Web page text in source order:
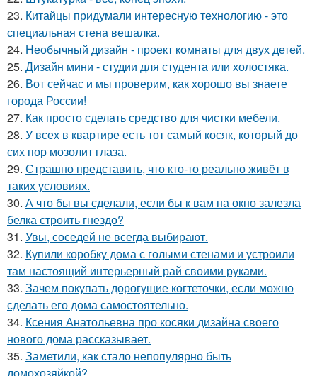
23. Китайцы придумали интересную технологию - это
специальная стена вешалка.
24. Необычный дизайн - проект комнаты для двух детей.
25. Дизайн мини - студии для студента или холостяка.
26. Вот сейчас и мы проверим, как хорошо вы знаете
города России!
27. Как просто сделать средство для чистки мебели.
28. У всех в квартире есть тот самый косяк, который до
сих пор мозолит глаза.
29. Страшно представить, что кто-то реально живёт в
таких условиях.
30. А что бы вы сделали, если бы к вам на окно залезла
белка строить гнездо?
31. Увы, соседей не всегда выбирают.
32. Купили коробку дома с голыми стенами и устроили
там настоящий интерьерный рай своими руками.
33. Зачем покупать дорогущие когтеточки, если можно
сделать его дома самостоятельно.
34. Ксения Анатольевна про косяки дизайна своего
нового дома рассказывает.
35. Заметили, как стало непопулярно быть
домохозяйкой?